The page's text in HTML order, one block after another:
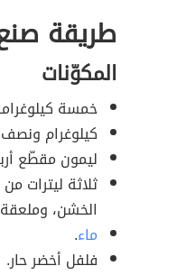
طريقة
المكوّنات
خمسة
كيلوغرام
ليمون مقطّع
ثلاثة ليترات من
الخشن،
ماء.
فلفل أخضر حار.